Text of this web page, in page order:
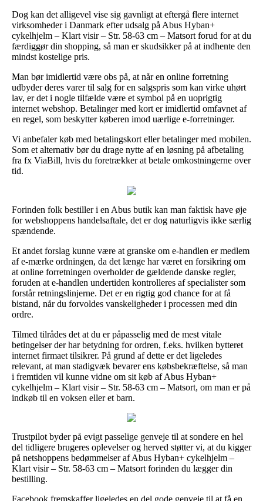
Dog kan det alligevel vise sig gavnligt at eftergå flere internet
virksomheder i Danmark efter udsalg på Abus Hyban+
cykelhjelm – Klart visir – Str. 58-63 cm – Matsort forud for at du
færdiggør din shopping, så man er skudsikker på at indhente den
mindst kostelige pris.
Man bør imidlertid være obs på, at når en online forretning
udbyder deres varer til salg for en salgspris som kan virke uhørt
lav, er det i nogle tilfælde være et symbol på en uoprigtig
internet webshop. Betalinger med kort er imidlertid omfavnet af
en regel, som beskytter køberen imod uærlige e-forretninger.
Vi anbefaler køb med betalingskort eller betalinger med mobilen.
Som et alternativ bør du drage nytte af en løsning på afbetaling
fra fx ViaBill, hvis du foretrækker at betale omkostningerne over
tid.
Forinden folk bestiller i en Abus butik kan man faktisk have øje
for webshoppens handelsaftale, det er dog naturligvis ikke særlig
spændende.
Et andet forslag kunne være at granske om e-handlen er medlem
af e-mærke ordningen, da det længe har været en forsikring om
at online forretningen overholder de gældende danske regler,
foruden at e-handlen undertiden kontrolleres af specialister som
forstår retningslinjerne. Det er en rigtig god chance for at få
bistand, når du forvoldes vanskeligheder i processen med din
ordre.
Tilmed tilrådes det at du er påpasselig med de mest vitale
betingelser der har betydning for ordren, f.eks. hvilken bytteret
internet firmaet tilsikrer. På grund af dette er det ligeledes
relevant, at man stadigvæk bevarer ens købsbekræftelse, så man
i fremtiden vil kunne vidne om sit køb af Abus Hyban+
cykelhjelm – Klart visir – Str. 58-63 cm – Matsort, om man er på
indkøb til en voksen eller et barn.
Trustpilot byder på evigt passelige genveje til at sondere en hel
del tidligere brugeres oplevelser og herved støtter vi, at du kigger
på netshoppens bedømmelser af Abus Hyban+ cykelhjelm –
Klart visir – Str. 58-63 cm – Matsort forinden du lægger din
bestilling.
Facebook fremskaffer ligeledes en del gode genveje til at få en